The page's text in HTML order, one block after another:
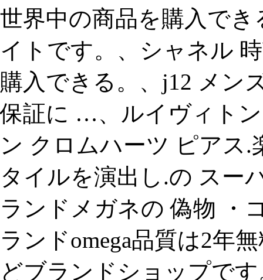
世界中の商品を購入で
イトです。、シャネル
購入できる。、j12 メン
保証に …、ルイヴィト
ン クロムハーツ ピアス
タイルを演出し.の スー
ランドメガネの 偽物 ・
ランドomega品質は2年
どブランドショップで